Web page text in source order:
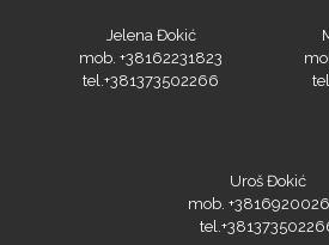
Jelena Đokić
mob. +38162231823
tel.+381373502266
Uroš Đokić
mob.